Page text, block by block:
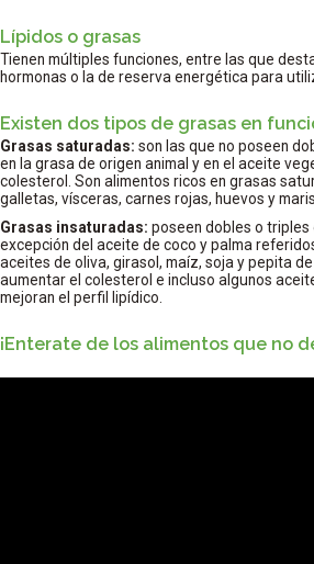
Lípidos o grasas
Tienen múltiples funciones, entre las que
hormonas o la de reserva energética para
Existen dos tipos de grasas en
Grasas saturadas: son las que no poseen
en la grasa de origen animal y en el aceite
colesterol. Son alimentos ricos en grasas
galletas, vísceras, carnes rojas, huevos y
Grasas insaturadas: poseen dobles o triples
excepción del aceite de coco y palma
aceites de oliva, girasol, maíz, soja y pepita
aumentar el colesterol e incluso algunos
mejoran el perfil lipídico.
¡Enterate de los alimentos que no